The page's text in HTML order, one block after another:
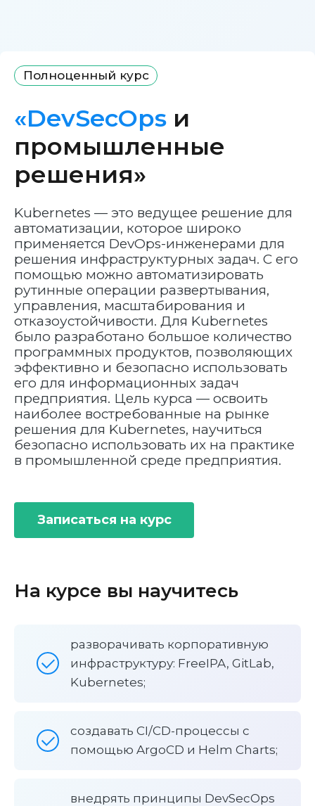
Полноценный курс
«DevSecOps и
промышленные
решения»
Kubernetes — это ведущее решение для
автоматизации, которое широко
применяется DevOps-инженерами для
решения инфраструктурных задач. С его
помощью можно автоматизировать
рутинные операции развертывания,
управления, масштабирования и
отказоустойчивости. Для Kubernetes
было разработано большое количество
программных продуктов, позволяющих
эффективно и безопасно использовать
его для информационных задач
предприятия. Цель курса — освоить
наиболее востребованные на рынке
решения для Kubernetes, научиться
безопасно использовать их на практике
в промышленной среде предприятия.
Записаться на курс
На курсе вы научитесь
разворачивать корпоративную
инфраструктуру: FreeIPA, GitLab,
Kubernetes;
создавать CI/CD-процессы с
помощью ArgoCD и Helm Charts;
внедрять принципы DevSecOps